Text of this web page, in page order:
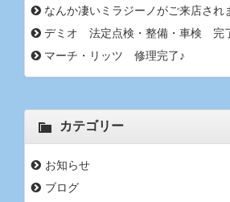
なんか凄いミラジーノがご来店され
デミオ 法定点検・整備・車検 完
マーチ・リッツ 修理完了♪
カテゴリー
お知らせ
ブログ